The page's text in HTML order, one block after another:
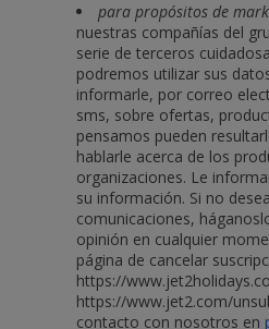
para propósitos de
nuestras compañías del
serie de terceros
podremos utilizar sus
informarle, por correo
sms, sobre ofertas,
pensamos pueden
hablarle acerca de los
organizaciones. Le
su información. Si no
comunicaciones,
opinión en cualquier
página de cancelar
https://
https://www.jet2.com/
contacto con nosotros en